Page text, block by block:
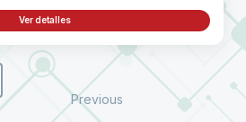
Ver detalles
Previous